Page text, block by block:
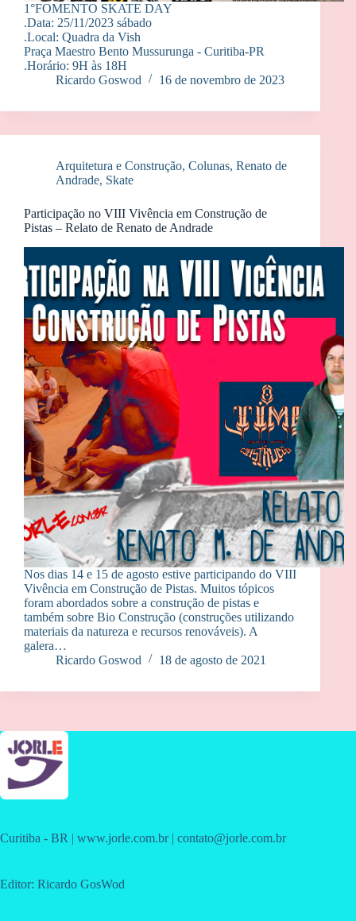
1°FOMENTO SKATE DAY
.Data: 25/11/2023 sábado
.Local: Quadra da Vish
Praça Maestro Bento Mussurunga - Curitiba-PR
.Horário: 9H às 18H
Ricardo Goswod
16 de novembro de 2023
Arquitetura e Construção, Colunas, Renato de
Andrade, Skate
Participação no VIII Vivência em Construção de
Pistas – Relato de Renato de Andrade
Nos dias 14 e 15 de agosto estive participando do VIII
Vivência em Construção de Pistas. Muitos tópicos
foram abordados sobre a construção de pistas e
também sobre Bio Construção (construções utilizando
materiais da natureza e recursos renováveis). A
galera…
Ricardo Goswod
18 de agosto de 2021
Curitiba - BR | www.jorle.com.br | contato@jorle.com.br
Editor: Ricardo GosWod